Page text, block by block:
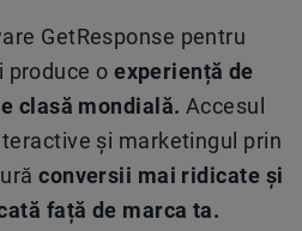
GetResponse pentru
produce oexperiență de
clasă mondială. Accesul
și marketingul prin
conversii mai ridicate și
față de marca ta.